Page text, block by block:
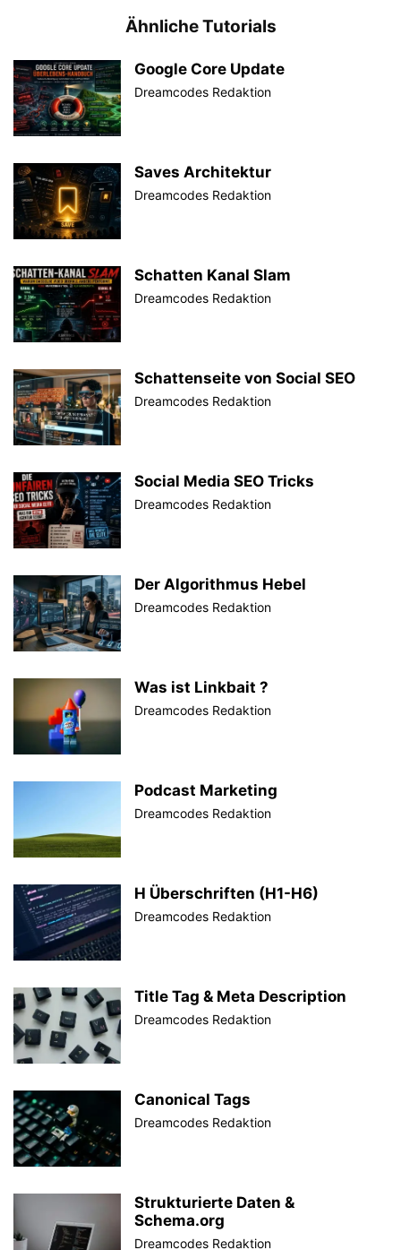
Ähnliche Tutorials
Google Core Update
Dreamcodes Redaktion
Saves Architektur
Dreamcodes Redaktion
Schatten Kanal Slam
Dreamcodes Redaktion
Schattenseite von Social SEO
Dreamcodes Redaktion
Social Media SEO Tricks
Dreamcodes Redaktion
Der Algorithmus Hebel
Dreamcodes Redaktion
Was ist Linkbait ?
Dreamcodes Redaktion
Podcast Marketing
Dreamcodes Redaktion
H Überschriften (H1-H6)
Dreamcodes Redaktion
Title Tag & Meta Description
Dreamcodes Redaktion
Canonical Tags
Dreamcodes Redaktion
Strukturierte Daten &
Schema.org
Dreamcodes Redaktion